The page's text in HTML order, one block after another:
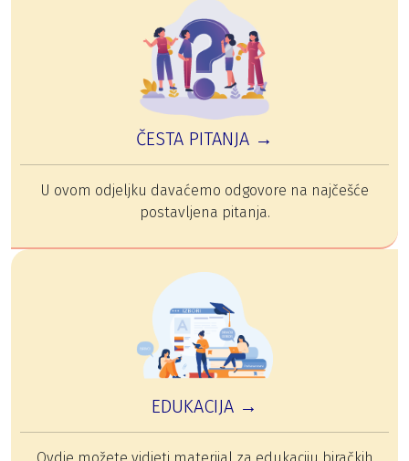
ČESTA PITANJA →
U ovom odjeljku davaćemo odgovore na najčešće
postavljena pitanja.
EDUKACIJA →
Ovdje možete vidjeti materijal za edukaciju biračkih